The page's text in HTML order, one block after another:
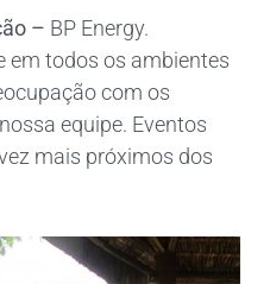
– BP Energy.
em todos os ambientes
com os
equipe. Eventos
mais próximos dos